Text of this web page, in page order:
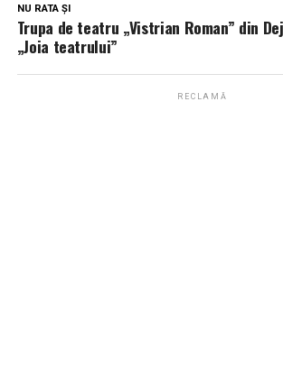
NU RATA ȘI
Trupa de teatru „Vistrian Roman” din
„Joia teatrului”
RECLAMĂ